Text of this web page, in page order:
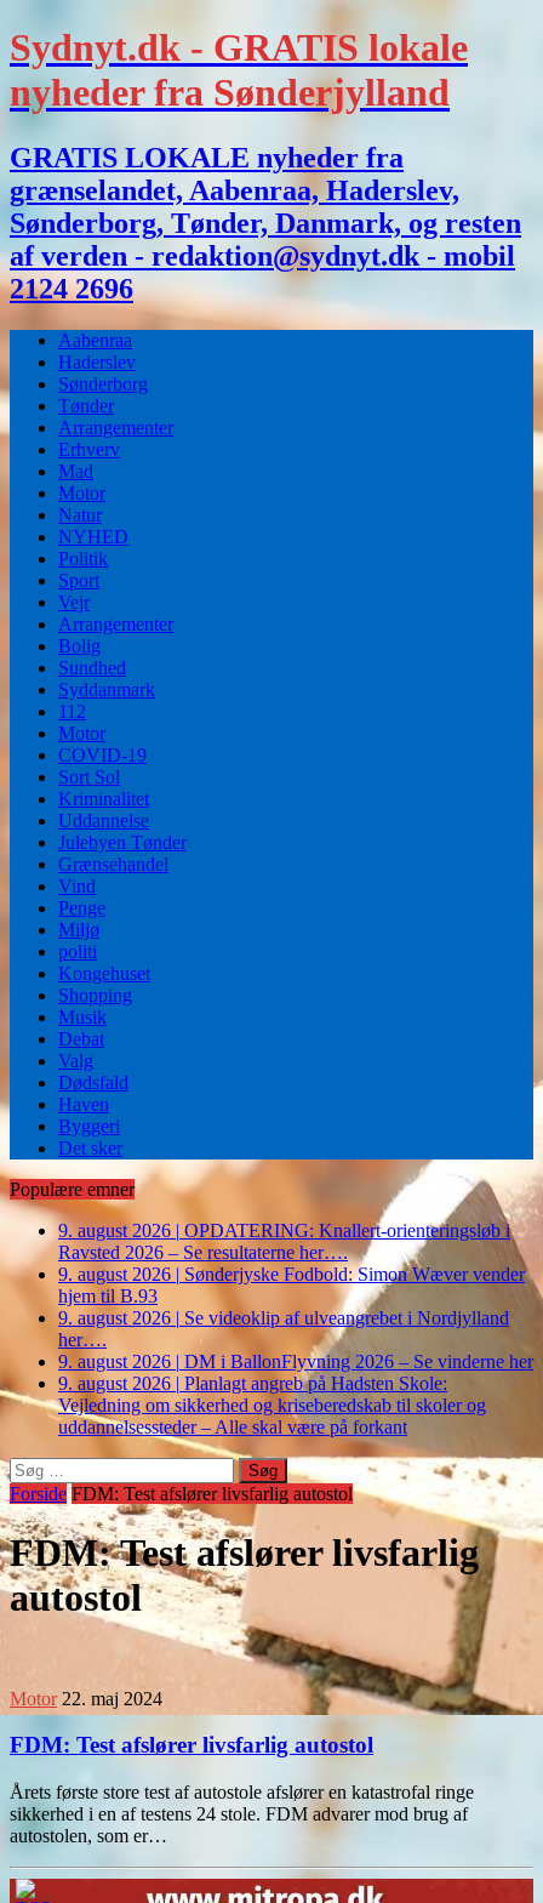
Sydnyt.dk - GRATIS lokale
nyheder fra Sønderjylland
GRATIS LOKALE nyheder fra
grænselandet, Aabenraa, Haderslev,
Sønderborg, Tønder, Danmark, og resten
af verden - redaktion@sydnyt.dk - mobil
2124 2696
Aabenraa
Haderslev
Sønderborg
Tønder
Arrangementer
Erhverv
Mad
Motor
Natur
NYHED
Politik
Sport
Vejr
Arrangementer
Bolig
Sundhed
Syddanmark
112
Motor
COVID-19
Sort Sol
Kriminalitet
Uddannelse
Julebyen Tønder
Grænsehandel
Vind
Penge
Miljø
politi
Kongehuset
Shopping
Musik
Debat
Valg
Dødsfald
Haven
Byggeri
Det sker
Populære emner
9. august 2026 | OPDATERING: Knallert-orienteringsløb i
Ravsted 2026 – Se resultaterne her….
9. august 2026 | Sønderjyske Fodbold: Simon Wæver vender
hjem til B.93
9. august 2026 | Se videoklip af ulveangrebet i Nordjylland
her….
9. august 2026 | DM i BallonFlyvning 2026 – Se vinderne her
9. august 2026 | Planlagt angreb på Hadsten Skole:
Vejledning om sikkerhed og kriseberedskab til skoler og
uddannelsessteder – Alle skal være på forkant
Søg
efter:
Forside FDM: Test afslører livsfarlig autostol
FDM: Test afslører livsfarlig
autostol
Motor 22. maj 2024
FDM: Test afslører livsfarlig autostol
Årets første store test af autostole afslører en katastrofal ringe
sikkerhed i en af testens 24 stole. FDM advarer mod brug af
autostolen, som er…